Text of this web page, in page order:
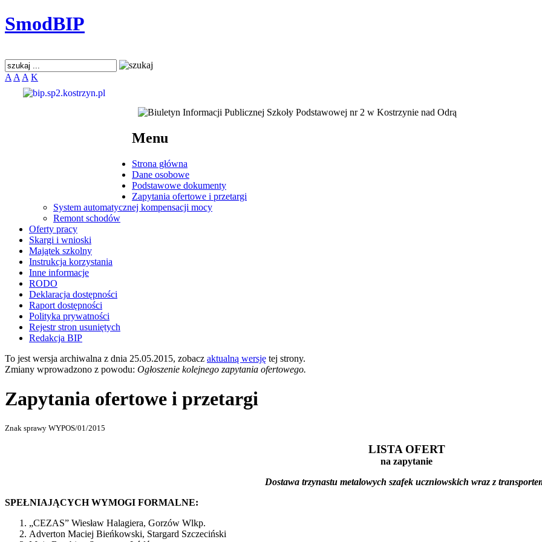
SmodBIP
A A A K
Menu
Strona główna
Dane osobowe
Podstawowe dokumenty
Zapytania ofertowe i przetargi
System automatycznej kompensacji mocy
Remont schodów
Oferty pracy
Skargi i wnioski
Majątek szkolny
Instrukcja korzystania
Inne informacje
RODO
Deklaracja dostępności
Raport dostępności
Polityka prywatności
Rejestr stron usuniętych
Redakcja BIP
To jest wersja archiwalna z dnia 25.05.2015, zobacz aktualną wersję tej strony.
Zmiany wprowadzono z powodu: Ogłoszenie kolejnego zapytania ofertowego.
Zapytania ofertowe i przetargi
Znak sprawy WYPOS/01/2015
LISTA OFERT
na zapytanie
Dostawa trzynastu metalowych szafek uczniowskich wraz z
SPEŁNIAJĄCYCH WYMOGI FORMALNE:
„CEZAS” Wiesław Halagiera, Gorzów Wlkp.
Adverton Maciej Bieńkowski, Stargard Szczeciński